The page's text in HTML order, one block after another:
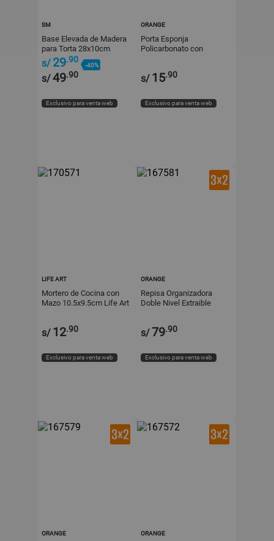
SM
Base Elevada de Madera
para Torta 28x10cm
s/ 29.90
-40%
s/49.90
Exclusivo para venta web
ORANGE
Porta Esponja
Policarbonato con
s/ 15.90
Exclusivo para venta web
LIFE ART
Mortero de Cocina con
Mazo 10.5x9.5cm Life Art
s/ 12.90
Exclusivo para venta web
ORANGE
Repisa Organizadora
Doble Nivel Extraible
s/79.90
Exclusivo para venta web
ORANGE ORANGE